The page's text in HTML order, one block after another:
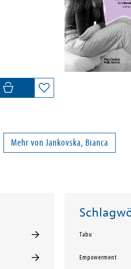
Mehr von Jankovska, Bianca
Tabu
Empowerment